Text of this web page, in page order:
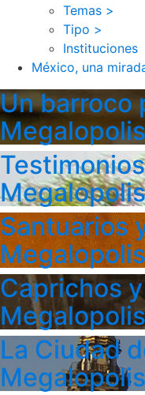
Temas >
Tipo >
Instituciones
México, una
Un barroco
Santuarios
Caprichos
La Ciudad